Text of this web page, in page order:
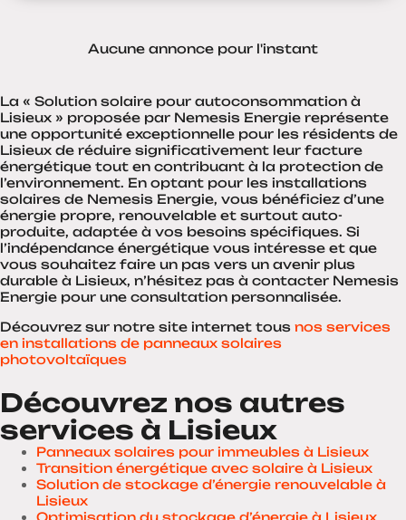
Aucune annonce pour l'instant
La « Solution solaire pour autoconsommation à
Lisieux » proposée par Nemesis Energie représente
une opportunité exceptionnelle pour les résidents de
Lisieux de réduire significativement leur facture
énergétique tout en contribuant à la protection de
l’environnement. En optant pour les installations
solaires de Nemesis Energie, vous bénéficiez d’une
énergie propre, renouvelable et surtout auto-
produite, adaptée à vos besoins spécifiques. Si
l’indépendance énergétique vous intéresse et que
vous souhaitez faire un pas vers un avenir plus
durable à Lisieux, n’hésitez pas à contacter Nemesis
Energie pour une consultation personnalisée.
Découvrez sur notre site internet tous nos services
en installations de panneaux solaires
photovoltaïques
Découvrez nos autres
services à Lisieux
Panneaux solaires pour immeubles à Lisieux
Transition énergétique avec solaire à Lisieux
Solution de stockage d’énergie renouvelable à
Lisieux
Optimisation du stockage d’énergie à Lisieux